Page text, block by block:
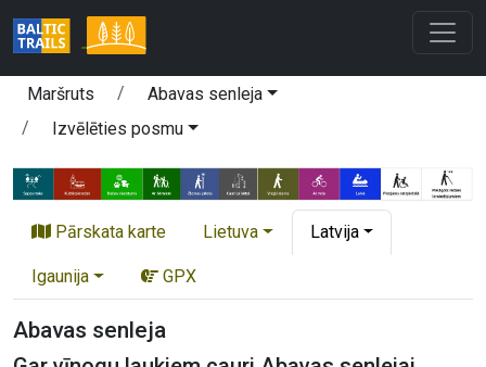
Maršruts
Abavas senleja
Izvēlēties posmu
Pārskata karte Lietuva Latvija
Igaunija GPX
Abavas senleja